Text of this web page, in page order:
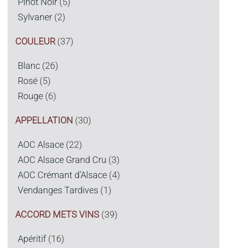
Pinot Noir (5)
Sylvaner (2)
COULEUR (37)
Blanc (26)
Rosé (5)
Rouge (6)
APPELLATION (30)
AOC Alsace (22)
AOC Alsace Grand Cru (3)
AOC Crémant d’Alsace (4)
Vendanges Tardives (1)
ACCORD METS VINS (39)
Apéritif (16)